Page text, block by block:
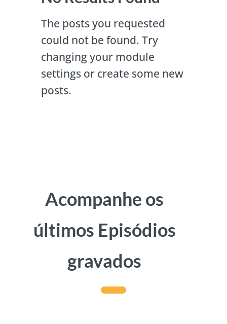
The posts you requested
could not be found. Try
changing your module
settings or create some new
posts.
Acompanhe os
últimos Episódios
gravados